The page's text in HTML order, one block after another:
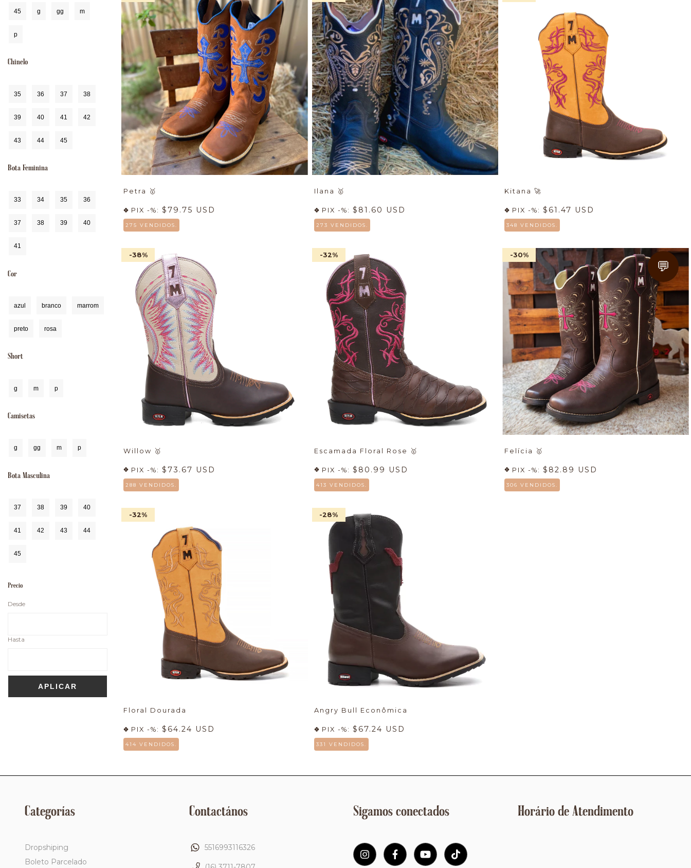
45 g gg m
p
Chinelo
35 36 37 38
39 40 41 42
43 44 45
Bota Feminina
33 34 35 36
37 38 39 40
41
Cor
azul branco marrom
preto rosa
Short
g m p
Camisetas
g gg m p
Bota Masculina
37 38 39 40
41 42 43 44
45
Precio
Desde
Hasta
APLICAR
Petra 🥇
PIX -%: $79.75 USD
275 VENDIDOS.
Ilana 🥇
PIX -%: $81.60 USD
273 VENDIDOS.
Kitana🚀
PIX -%:$61.47 USD
348 VENDIDOS.
-38%
Willow 🥇
PIX -%: $73.67 USD
288 VENDIDOS.
-32%
Escamada Floral Rose 🥇
PIX -%: $80.99 USD
413 VENDIDOS.
-30%
Felícia 🥇
PIX -%:$82.89 USD
306 VENDIDOS.
-32%
Floral Dourada
PIX -%: $64.24 USD
414 VENDIDOS.
-28%
Angry Bull Econômica
PIX -%: $67.24 USD
331 VENDIDOS.
Categorías
Dropshiping
Boleto Parcelado
Contactános
5516993116326
Sigamos conectados Horário de Atendimento
💬